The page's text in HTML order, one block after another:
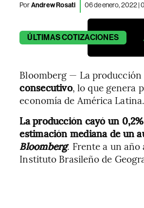
PorAndrew Rosati 06 de enero, 2022 |
ÚLTIMASCOTIZACIONES
Bloomberg — La
consecutivo, lo que genera
economía de América Latina.
La producción cayó un
estimación mediana de un
Bloomberg. Frente a un
Instituto Brasileño de